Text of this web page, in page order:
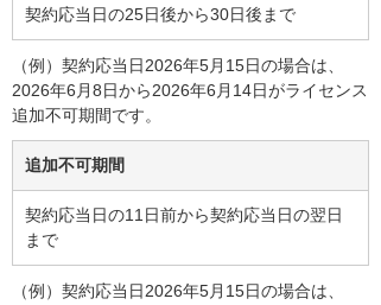
契約応当日の25日後から30日後まで
（例）契約応当日2026年5月15日の場合は、
2026年6月8日から2026年6月14日がライセンス
追加不可期間です。
追加不可期間
契約応当日の11日前から契約応当日の翌日
まで
（例）契約応当日2026年5月15日の場合は、